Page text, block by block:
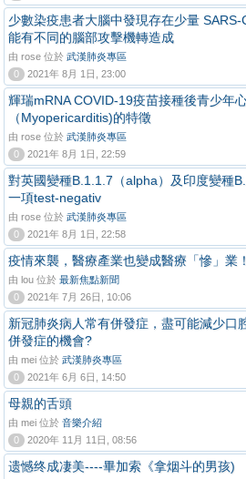
少數染疫患者大腦中發現存在少量
能有不同的腦部攻擊機轉造成
由 rose 位於 武漢肺炎專區
0
2021年 8月 1日, 23:00
輝瑞mRNA COVID-19疫苗接種後青少年
（Myopericarditis)的特徵
由 rose 位於 武漢肺炎專區
0
2021年 8月 1日, 22:59
對英國變種B.1.1.7（alpha）及印度變種
一項test-negativ
由 rose 位於 武漢肺炎專區
0
2021年 8月 1日, 22:58
疫情來襲，醫療產業也變成醫療「慘」業！
由 lou 位於 最新焦點新聞
0
2021年 7月 26日, 10:06
新冠肺炎病人常有併發症，盡可能減少口
併發症的機會?
由 mei 位於 武漢肺炎專區
0
2021年 6月 6日, 14:50
母親的舌頭
由 mei 位於 音樂介紹
0
2020年 11月 11日, 08:56
遗憾终成凄美----畢加索《拿烟斗的男孩)